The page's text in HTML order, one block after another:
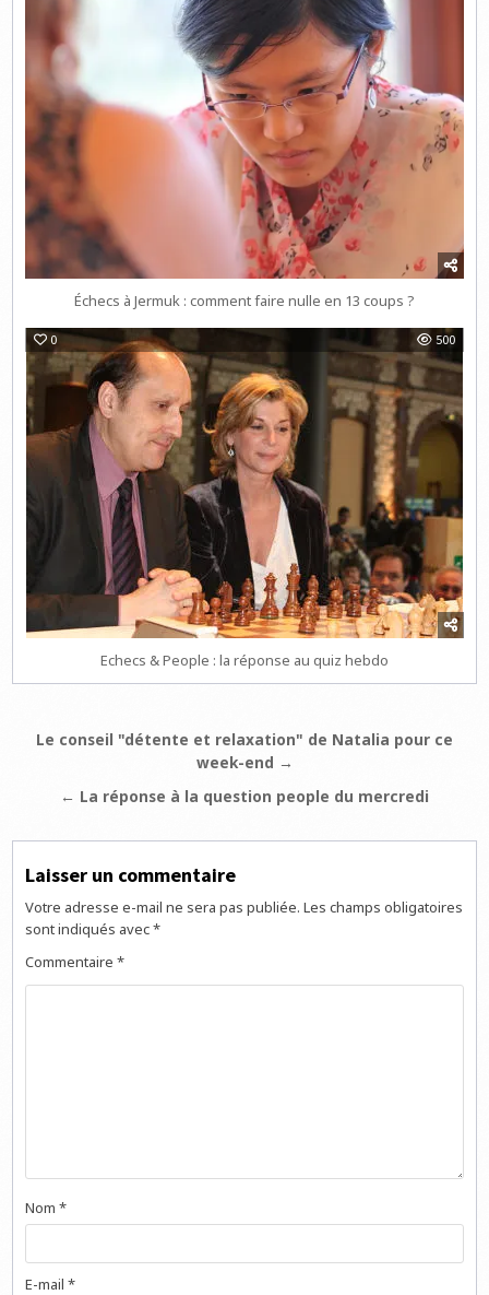
Échecs à Jermuk : comment faire nulle en 13 coups ?
0 500
Echecs & People : la réponse au quiz hebdo
Navigation
l’article
Le conseil "détente et relaxation" de Natalia pour ce
week-end →
← La réponse à la question people du mercredi
Laisser un commentaire
Votre adresse e-mail ne sera pas publiée. Les champs obligatoires
sont indiqués avec*
Commentaire*
Nom*
E-mail*